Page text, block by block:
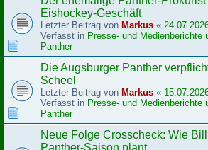
Eishockey-Geschäft
Letzter Beitrag von Markus «
Verfasst in Presse- und Medienberichte
Panther
Die Augsburger Panther
Scheel
Letzter Beitrag von Markus «
Verfasst in Presse- und Medienberichte
Panther
Neue Folge Crosscheck: Wie